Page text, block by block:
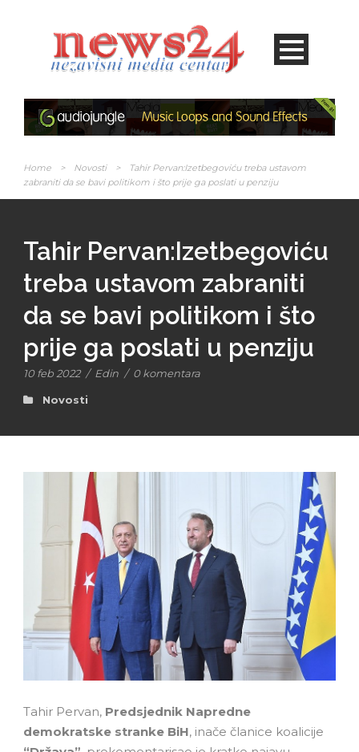
Home > Novosti >
Tahir Pervan:Izetbegoviću treba ustavom
zabraniti da se bavi politikom i što prije ga poslati u penziju
Tahir Pervan:Izetbegoviću
treba ustavom zabraniti
da se bavi politikom i što
prije ga poslati u penziju
10 feb 2022 / Edin / 0 komentara
Novosti
Tahir Pervan, Predsjednik Napredne
demokratske stranke BiH, inače članice koalicije